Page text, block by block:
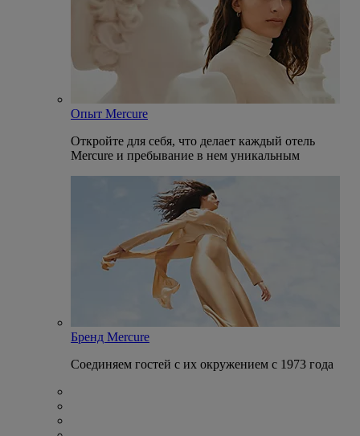
Опыт Mercure
Откройте для себя, что делает каждый отель
Mercure и пребывание в нем уникальным
Бренд Mercure
Соединяем гостей с их окружением с 1973 года